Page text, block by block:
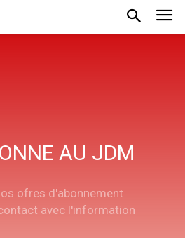
AU JDM
ofres d'abonnement
avec l'information